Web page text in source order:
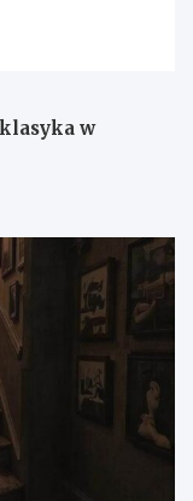
w